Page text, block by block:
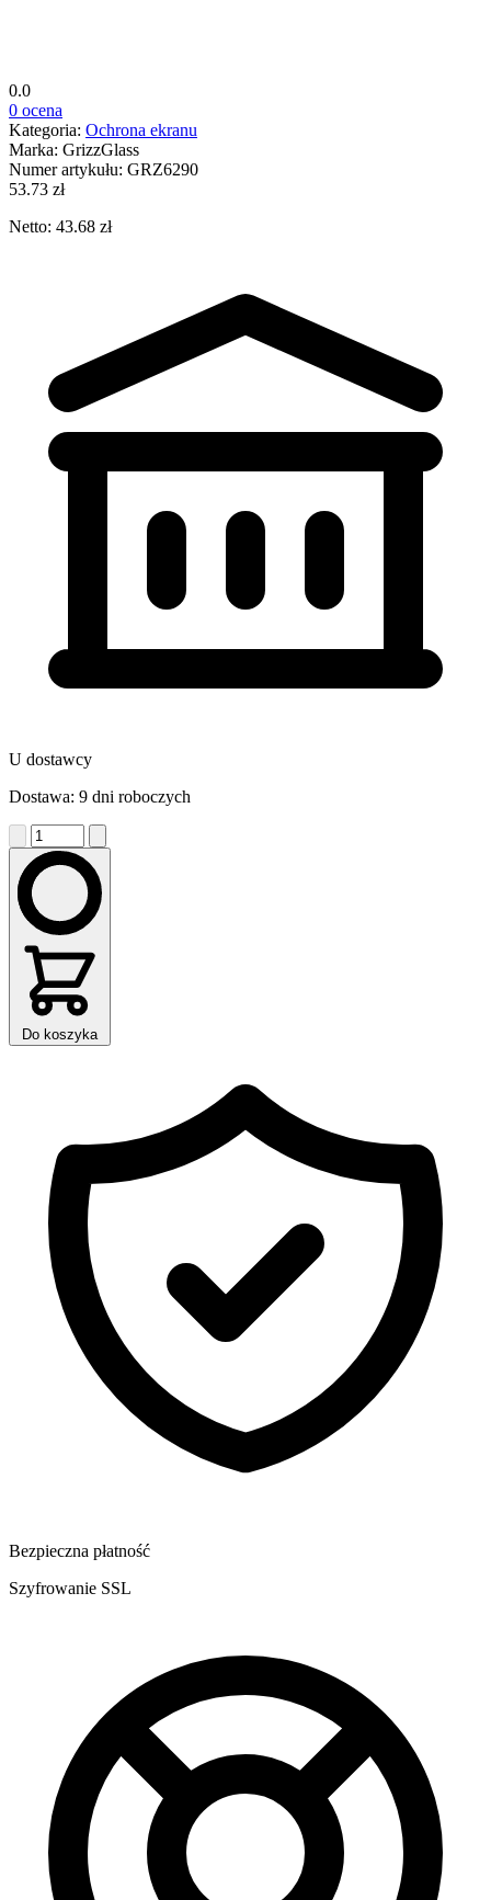
0.0
0 ocena
Kategoria: Ochrona ekranu
Marka: GrizzGlass
Numer artykułu: GRZ6290
53.73 zł
Netto: 43.68 zł
U dostawcy
Dostawa: 9 dni roboczych
Do koszyka
Bezpieczna płatność
Szyfrowanie SSL